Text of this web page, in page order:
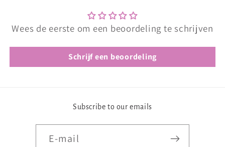
Wees de eerste om een beoordeling te schrijven
Schrijf een beoordeling
Subscribe to our emails
E‑mail